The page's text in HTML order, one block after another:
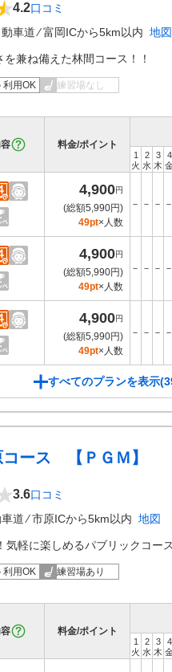
4.2口コミ
車道 ⁄ 富岡ICから5km以内 地図
兼ね備えた林間コース！！
利用OK 練習場なし
料金/ポイント
1
火
2
水
3
木
4
4,900円
(総額5,990円)
49pt×人数
－ － － －
4,900円
(総額5,990円)
49pt×人数
－ － － －
4,900円
(総額5,990円)
49pt×人数
－ － － －
すべてのプランを表示
ース 【ＰＧＭ】
3.6口コミ
道 ⁄ 市原ICから5km以内 地図
軽に楽しめるパブリックコース
利用OK 練習場あり
料金/ポイント
1
火
2
水
3
木
4